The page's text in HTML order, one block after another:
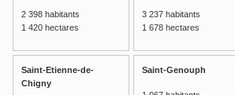
2 398 habitants
1 420 hectares
3 237 habitants
1 678 hectares
Saint-Etienne-de-
Chigny
Saint-Genouph